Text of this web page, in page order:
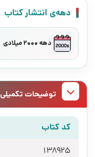
دهه‌ی انتشار کتاب
دهه 2000 میلادی
توضیحات تکمیلی
کد کتاب
138925